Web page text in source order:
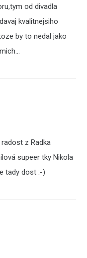
od divadla
kvalitnejsiho
by to nedal jako
z Radka
supeer tky Nikola
tady dost :-)